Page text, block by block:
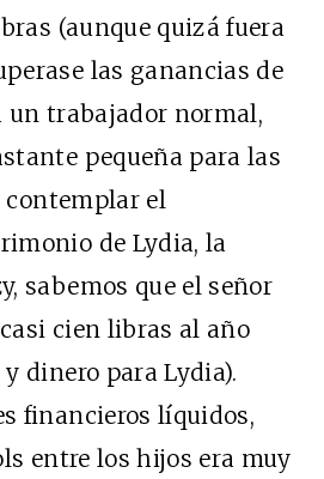
(aunque quizá fuera
las ganancias de
un trabajador normal,
pequeña para las
el
de Lydia, la
sabemos que el señor
cien libras al año
dinero para Lydia).
financieros líquidos,
entre los hijos era muy